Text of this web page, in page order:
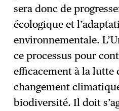
sera donc de
écologique et
environnementale.
ce processus pour
efficacement à la lutte
changement
biodiversité. Il doit